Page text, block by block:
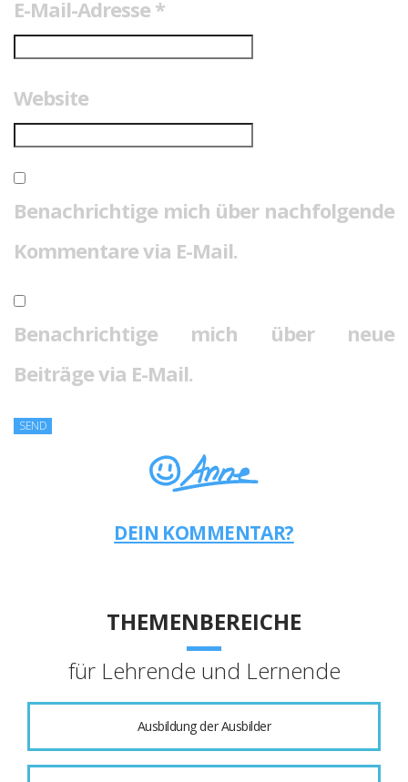
E-Mail-Adresse *
Website
Benachrichtige mich über nachfolgende
Kommentare via E-Mail.
Benachrichtige mich über neue
Beiträge via E-Mail.
DEIN KOMMENTAR?
THEMENBEREICHE
für Lehrende und Lernende
Ausbildung der Ausbilder